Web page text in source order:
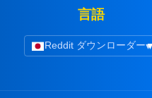
言語
Reddit ダウンローダー▾